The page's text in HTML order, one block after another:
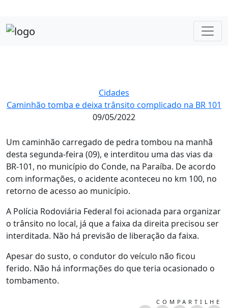
Cidades
Caminhão tomba e deixa trânsito complicado na BR 101
09/05/2022
Um caminhão carregado de pedra tombou na manhã
desta segunda-feira (09), e interditou uma das vias da
BR-101, no município do Conde, na Paraíba. De acordo
com informações, o acidente aconteceu no km 100, no
retorno de acesso ao município.
A Polícia Rodoviária Federal foi acionada para organizar
o trânsito no local, já que a faixa da direita precisou ser
interditada. Não há previsão de liberação da faixa.
Apesar do susto, o condutor do veículo não ficou
ferido. Não há informações do que teria ocasionado o
tombamento.
COMPARTILHE